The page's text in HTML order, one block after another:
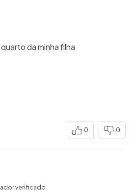
da minha filha
0 0
verificado